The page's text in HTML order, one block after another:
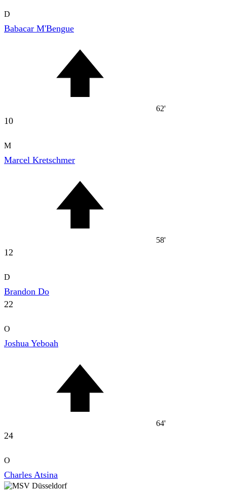
D
Babacar M'Bengue
62'
10
M
Marcel Kretschmer
58'
12
D
Brandon Do
22
O
Joshua Yeboah
64'
24
O
Charles Atsina